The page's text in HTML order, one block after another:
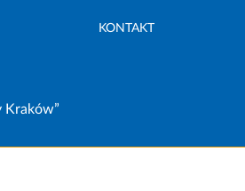
KONTAKT
Kraków”